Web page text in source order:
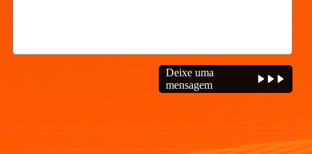
Deixe uma
mensagem